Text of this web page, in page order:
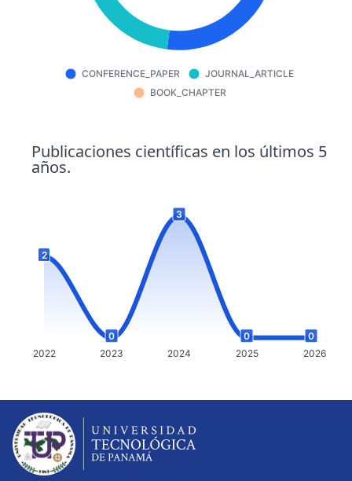
CONFERENCE_PAPER
JOURNAL_ARTICLE
BOOK_CHAPTER
Publicaciones científicas en los últimos 5
años.
2
0
3
0
0
2022
2023 2024 2025 2026